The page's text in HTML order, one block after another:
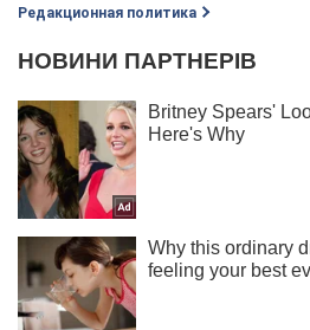
Редакционная политика